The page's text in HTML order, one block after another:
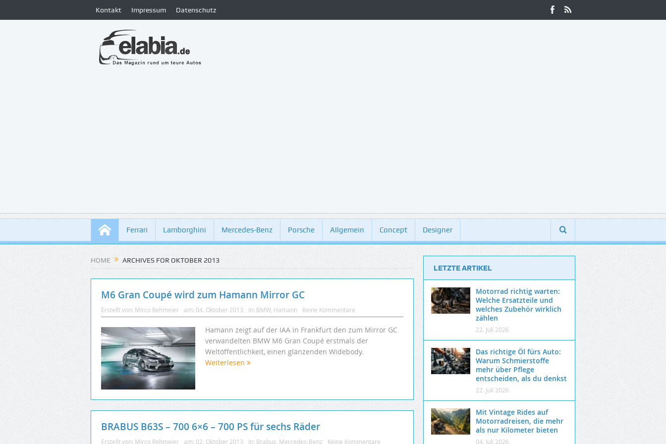
Kontakt Impressum Datenschutz
Ferrari Lamborghini Mercedes-Benz Porsche Allgemein Concept Designer
HOME ARCHIVES FOR OKTOBER 2013
M6 Gran Coupé wird zum Hamann Mirror GC
Erstellt von: Mirco Rehmeier am: 04. Oktober 2013 In: BMW, Hamann Keine Kommentare
Hamann zeigt auf der IAA in Frankfurt den zum Mirror GC
verwandelten BMW M6 Gran Coupé erstmals der
Weltöffentlichkeit, einen glänzenden Widebody.
Weiterlesen
BRABUS B63S – 700 6×6 – 700 PS für sechs Räder
Erstellt von: Mirco Rehmeier am: 02. Oktober 2013 In: Brabus, Mercedes-Benz Keine Kommentare
LETZTE ARTIKEL
Motorrad richtig warten:
Welche Ersatzteile und
welches Zubehör wirklich
zählen
22. Juli 2026
Das richtige Öl fürs Auto:
Warum Schmierstoffe
mehr über Pflege
entscheiden, als du denkst
22. Juli 2026
Mit Vintage Rides auf
Motorradreisen, die mehr
als nur Kilometer bieten
04. Juli 2026